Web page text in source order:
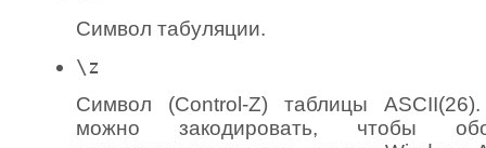
Символ табуляции.
\z
Символ (Control-Z) таблицы
можно закодировать, чтобы